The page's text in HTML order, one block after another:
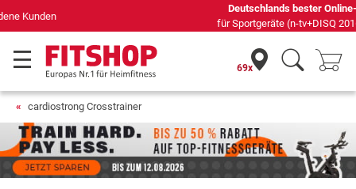
Deutschlands bester Online-Shop
für Sportgeräte (n-tv+DISQ 2016-2024)
69x
cardiostrong Crosstrainer